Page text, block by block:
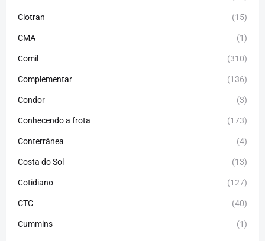
Clotran (15)
CMA (1)
Comil (310)
Complementar (136)
Condor (3)
Conhecendo a frota (173)
Conterrânea (4)
Costa do Sol (13)
Cotidiano (127)
CTC (40)
Cummins (1)